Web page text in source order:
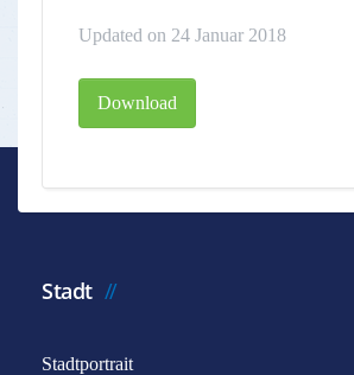
Updated on 24 Januar 2018
Download
Stadt
Stadtportrait